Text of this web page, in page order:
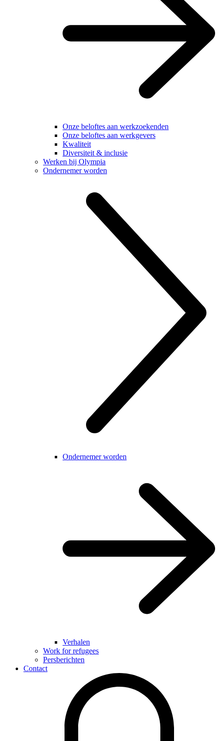
Onze beloftes aan werkzoekenden
Onze beloftes aan werkgevers
Kwaliteit
Diversiteit & inclusie
Werken bij Olympia
Ondernemer worden
Ondernemer worden
Verhalen
Work for refugees
Persberichten
Contact